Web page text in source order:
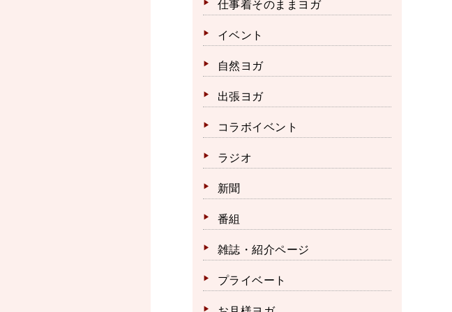
仕事着そのままヨガ
イベント
自然ヨガ
出張ヨガ
コラボイベント
ラジオ
新聞
番組
雑誌・紹介ページ
プライベート